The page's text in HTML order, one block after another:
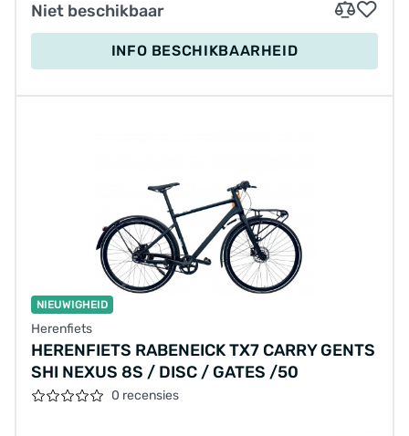
Niet beschikbaar
INFO BESCHIKBAARHEID
NIEUWIGHEID
Herenfiets
HERENFIETS RABENEICK TX7 CARRY GENTS
SHI NEXUS 8S / DISC / GATES /50
0 recensies